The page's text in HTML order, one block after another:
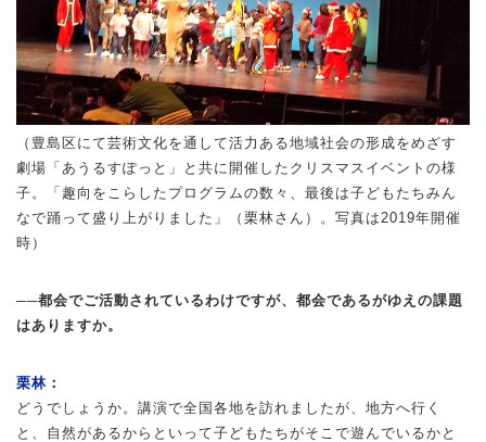
（豊島区にて芸術文化を通して活力ある地域社会の形成をめざす
劇場「あうるすぽっと」と共に開催したクリスマスイベントの様
子。「趣向をこらしたプログラムの数々、最後は子どもたちみん
なで踊って盛り上がりました」（栗林さん）。写真は2019年開催
時）
──都会でご活動されているわけですが、都会であるがゆえの課題
はありますか。
栗林：
どうでしょうか。講演で全国各地を訪れましたが、地方へ行く
と、自然があるからといって子どもたちがそこで遊んでいるかと